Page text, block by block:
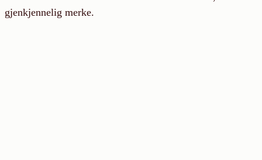
gjenkjennelig merke.